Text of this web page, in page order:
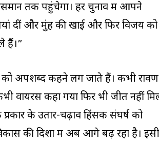
तक पहुंचेगा। हर चुनाव में आपने
दीं और मुंह की खाई और फिर विजय को
हैं।”
को अपशब्‍द कहने लग जाते हैं। कभी रावण
वायरस कहा गया फिर भी जीत नहीं
के उतार-चढ़ाव हिंसक संघर्ष को
की दिशा में अब आगे बढ़ रहा है। इसी